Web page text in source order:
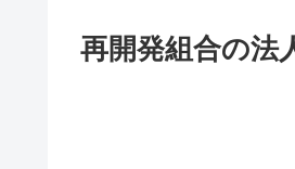
再開発組合の法